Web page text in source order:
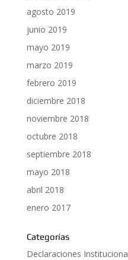
agosto 2019
junio 2019
mayo 2019
marzo 2019
febrero 2019
diciembre 2018
noviembre 2018
octubre 2018
septiembre 2018
mayo 2018
abril 2018
enero 2017
Categorías
Declaraciones